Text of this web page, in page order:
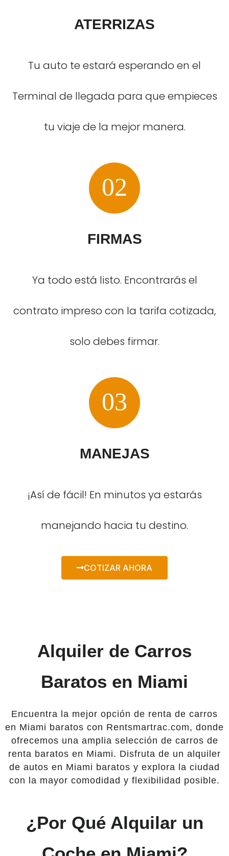
ATERRIZAS
Tu auto te estará esperando en el
Terminal de llegada para que empieces
tu viaje de la mejor manera.
02
FIRMAS
Ya todo está listo. Encontrarás el
contrato impreso con la tarifa cotizada,
solo debes firmar.
03
MANEJAS
¡Así de fácil! En minutos ya estarás
manejando hacia tu destino.
COTIZAR AHORA
Alquiler de Carros
Baratos en Miami
Encuentra la mejor opción de renta de carros
en Miami baratos con Rentsmartrac.com, donde
ofrecemos una amplia selección de carros de
renta baratos en Miami. Disfruta de un alquiler
de autos en Miami baratos y explora la ciudad
con la mayor comodidad y flexibilidad posible.
¿Por Qué Alquilar un